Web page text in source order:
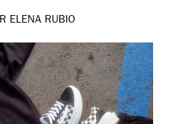
ELENA RUBIO